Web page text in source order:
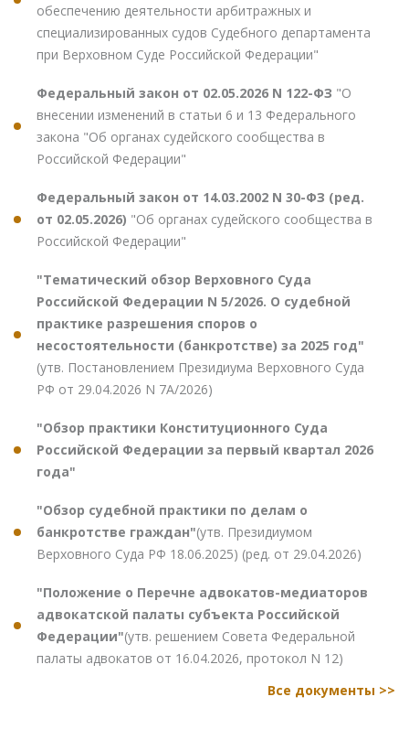
обеспечению деятельности арбитражных и
специализированных судов Судебного департамента
при Верховном Суде Российской Федерации"
Федеральный закон от 02.05.2026 N 122-ФЗ "О
внесении изменений в статьи 6 и 13 Федерального
закона "Об органах судейского сообщества в
Российской Федерации"
Федеральный закон от 14.03.2002 N 30-ФЗ (ред.
от 02.05.2026) "Об органах судейского сообщества в
Российской Федерации"
"Тематический обзор Верховного Суда
Российской Федерации N 5/2026. О судебной
практике разрешения споров о
несостоятельности (банкротстве) за 2025 год"
(утв. Постановлением Президиума Верховного Суда
РФ от 29.04.2026 N 7А/2026)
"Обзор практики Конституционного Суда
Российской Федерации за первый квартал 2026
года"
"Обзор судебной практики по делам о
банкротстве граждан"(утв. Президиумом
Верховного Суда РФ 18.06.2025) (ред. от 29.04.2026)
"Положение о Перечне адвокатов-медиаторов
адвокатской палаты субъекта Российской
Федерации"(утв. решением Совета Федеральной
палаты адвокатов от 16.04.2026, протокол N 12)
Все документы >>